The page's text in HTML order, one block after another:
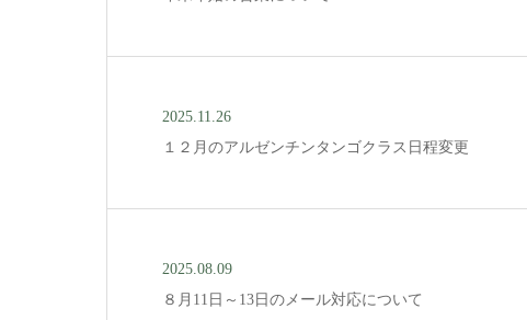
2025.11.26
１２月のアルゼンチンタンゴクラス日程変更
2025.08.09
８月11日～13日のメール対応について